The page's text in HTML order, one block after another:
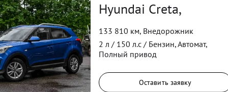
Hyundai Creta,
133 810 км, Внедорожник
2 л / 150 л.с / Бензин,Автомат,
Полный привод
Оставить заявку